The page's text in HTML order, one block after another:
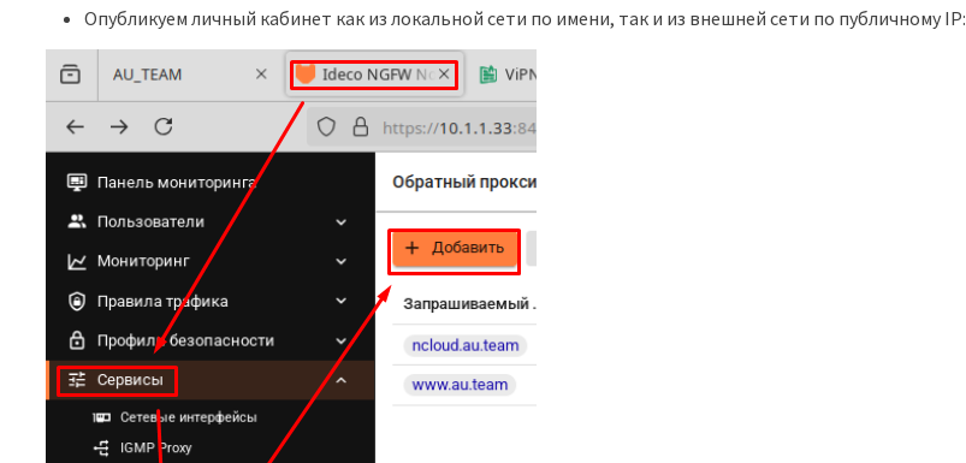
Опубликуем личный кабинет как из локальной сети по имени, так и из внешней сети по публичному IP: